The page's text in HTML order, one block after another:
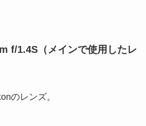
f/1.4S（メインで使用したレ
のレンズ。